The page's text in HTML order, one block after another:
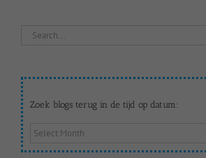
Search
Zoek blogs terug in de tijd op datum:
Zoek